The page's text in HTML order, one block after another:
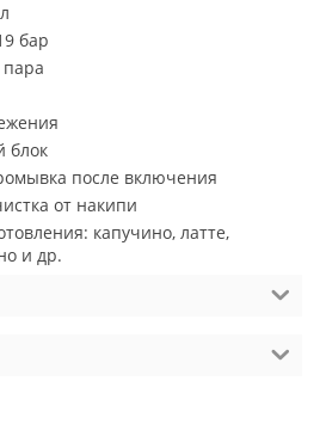
бар
блок
после включения
от накипи
капучино, латте,
и др.